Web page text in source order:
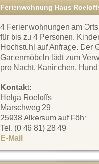
Ferienwohnung Haus
4 Ferienwohnungen am
für bis zu 4 Personen.
Hochstuhl auf Anfrage. Der
Gartenmöbeln lädt zum
pro Nacht. Kaninchen,
Kontakt:
Helga Roeloffs
Marschweg 29
25938 Alkersum auf Föhr
Tel. (0 46 81) 28 49
E-Mail